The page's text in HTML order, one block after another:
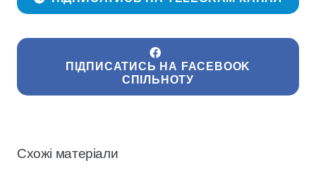
ПІДПИСАТИСЬ НА FACEBOOK
СПІЛЬНОТУ
Схожі матеріали